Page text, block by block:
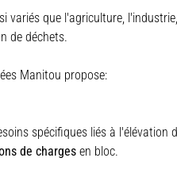
que l'agriculture,
de déchets.
Manitou propose:
spécifiques liés à l'élévation
de chargesen bloc.